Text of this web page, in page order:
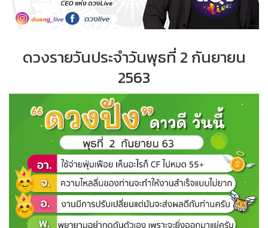
ดวงรายวันประจำวันพุธที่ 2 กันยายน
2563